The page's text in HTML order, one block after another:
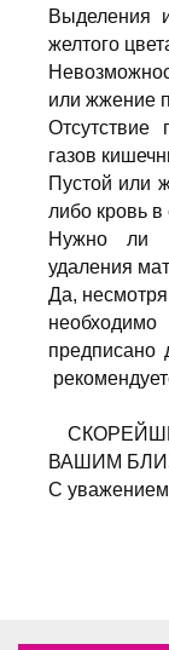
Выделения
желтого
или жжение
Отсутствие
газов
Пустой или
либо кровь в
Нужно ли
удаления
Да,
предписано
ВАШИМ
С